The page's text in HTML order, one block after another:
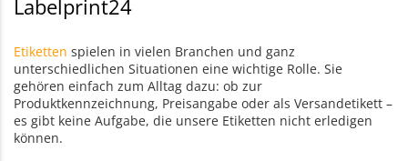
Labelprint24
Etiketten spielen in vielen Branchen und ganz
unterschiedlichen Situationen eine wichtige Rolle. Sie
gehören einfach zum Alltag dazu: ob zur
Produktkennzeichnung, Preisangabe oder als Versandetikett –
es gibt keine Aufgabe, die unsere Etiketten nicht erledigen
können.